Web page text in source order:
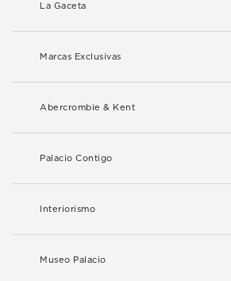
La Gaceta
Marcas Exclusivas
Abercrombie & Kent
Palacio Contigo
Interiorismo
Museo Palacio